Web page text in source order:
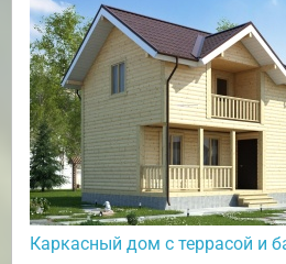
Каркасный дом с террасой и